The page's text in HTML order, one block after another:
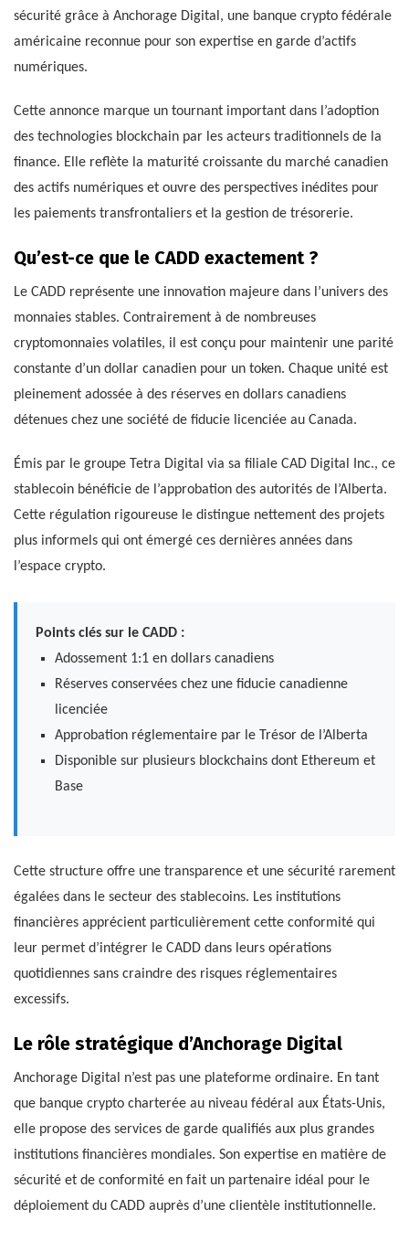
sécurité grâce à Anchorage Digital, une banque crypto fédérale
américaine reconnue pour son expertise en garde d’actifs
numériques.
Cette annonce marque un tournant important dans l’adoption
des technologies blockchain par les acteurs traditionnels de la
finance. Elle reflète la maturité croissante du marché canadien
des actifs numériques et ouvre des perspectives inédites pour
les paiements transfrontaliers et la gestion de trésorerie.
Qu’est-ce que le CADD exactement ?
Le CADD représente une innovation majeure dans l’univers des
monnaies stables. Contrairement à de nombreuses
cryptomonnaies volatiles, il est conçu pour maintenir une parité
constante d’un dollar canadien pour un token. Chaque unité est
pleinement adossée à des réserves en dollars canadiens
détenues chez une société de fiducie licenciée au Canada.
Émis par le groupe Tetra Digital via sa filiale CAD Digital Inc., ce
stablecoin bénéficie de l’approbation des autorités de l’Alberta.
Cette régulation rigoureuse le distingue nettement des projets
plus informels qui ont émergé ces dernières années dans
l’espace crypto.
Points clés sur le CADD :
Adossement 1:1 en dollars canadiens
Réserves conservées chez une fiducie canadienne
licenciée
Approbation réglementaire par le Trésor de l’Alberta
Disponible sur plusieurs blockchains dont Ethereum et
Base
Cette structure offre une transparence et une sécurité rarement
égalées dans le secteur des stablecoins. Les institutions
financières apprécient particulièrement cette conformité qui
leur permet d’intégrer le CADD dans leurs opérations
quotidiennes sans craindre des risques réglementaires
excessifs.
Le rôle stratégique d’Anchorage Digital
Anchorage Digital n’est pas une plateforme ordinaire. En tant
que banque crypto charterée au niveau fédéral aux États-Unis,
elle propose des services de garde qualifiés aux plus grandes
institutions financières mondiales. Son expertise en matière de
sécurité et de conformité en fait un partenaire idéal pour le
déploiement du CADD auprès d’une clientèle institutionnelle.